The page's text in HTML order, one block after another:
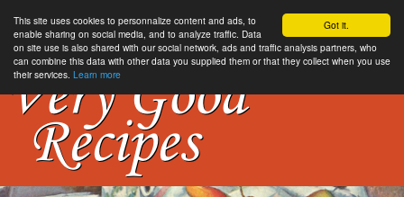
Got it.
This site uses cookies to personnalize content and ads, to
enable sharing on social media, and to analyze traffic. Data
on site use is also shared with our social network, ads and traffic analysis partners, who
can combine this data with other data you supplied them or that they collect when you use
their services. Learn more